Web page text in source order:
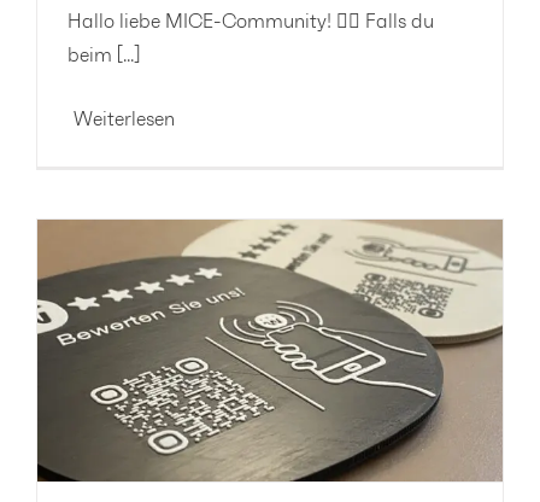
Hallo liebe MICE-Community! 🙋‍♂️ Falls du
beim [...]
Weiterlesen